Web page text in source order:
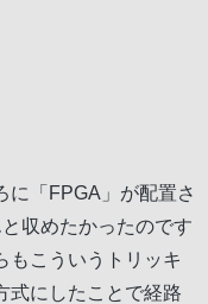
に「FPGA」が配置さ
収めたかったのです
もこういうトリッキ
式にしたことで経路